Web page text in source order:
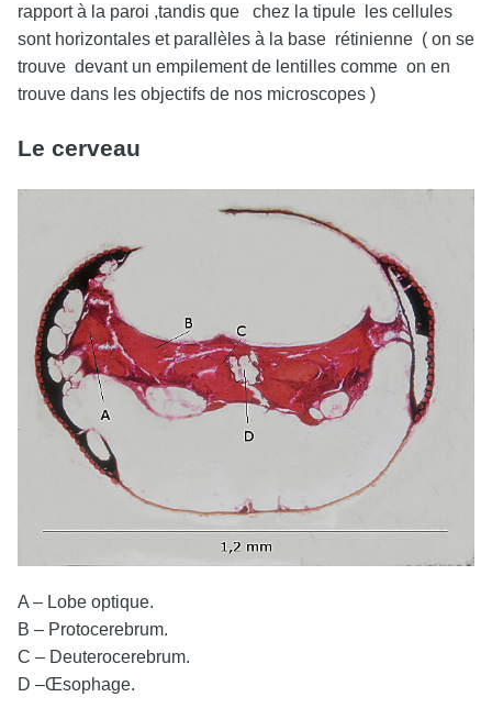
rapport à la paroi ,tandis que chez la tipule les cellules
sont horizontales et parallèles à la base rétinienne ( on se
trouve devant un empilement de lentilles comme on en
trouve dans les objectifs de nos microscopes )
Le cerveau
A – Lobe optique.
B – Protocerebrum.
C – Deuterocerebrum.
D –Œsophage.